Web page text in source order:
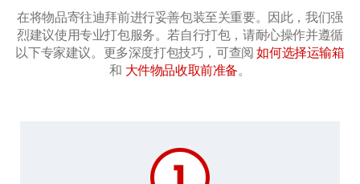
在将物品寄往迪拜前进行妥善包装至关重要。因此，我们强
烈建议使用专业打包服务。若自行打包，请耐心操作并遵循
以下专家建议。更多深度打包技巧，可查阅如何选择运输箱
和 大件物品收取前准备。